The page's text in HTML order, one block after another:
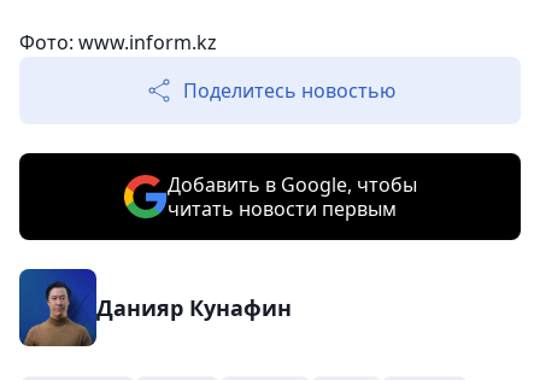
Фото: www.inform.kz
Поделитесь новостью
Добавить в Google, чтобы
читать новости первым
Данияр Кунафин